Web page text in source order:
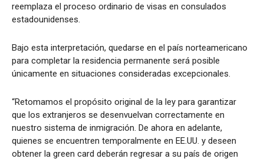
reemplaza el proceso ordinario de visas en consulados
estadounidenses.
Bajo esta interpretación, quedarse en el país norteamericano
para completar la residencia permanente será posible
únicamente en situaciones consideradas excepcionales.
“Retomamos el propósito original de la ley para garantizar
que los extranjeros se desenvuelvan correctamente en
nuestro sistema de inmigración. De ahora en adelante,
quienes se encuentren temporalmente en EE.UU. y deseen
obtener la green card deberán regresar a su país de origen